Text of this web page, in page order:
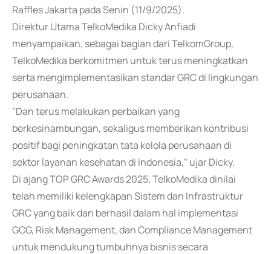
Raffles Jakarta pada Senin (11/9/2025).
Direktur Utama TelkoMedika Dicky Anfiadi
menyampaikan, sebagai bagian dari TelkomGroup,
TelkoMedika berkomitmen untuk terus meningkatkan
serta mengimplementasikan standar GRC di lingkungan
perusahaan.
"Dan terus melakukan perbaikan yang
berkesinambungan, sekaligus memberikan kontribusi
positif bagi peningkatan tata kelola perusahaan di
sektor layanan kesehatan di Indonesia," ujar Dicky.
Di ajang TOP GRC Awards 2025, TelkoMedika dinilai
telah memiliki kelengkapan Sistem dan Infrastruktur
GRC yang baik dan berhasil dalam hal implementasi
GCG, Risk Management, dan Compliance Management
untuk mendukung tumbuhnya bisnis secara